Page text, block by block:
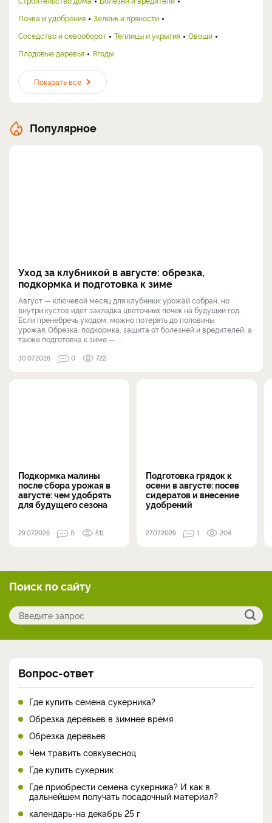
Почва и удобрения
Зелень и пряности
Соседство и севооборот
Теплицы и укрытия
Овощи
Плодовые деревья
Ягоды
Показать все
Популярное
Уход за клубникой в августе: обрезка,
подкормка и подготовка к зиме
Август — ключевой месяц для клубники: урожай собран, но
внутри кустов идёт закладка цветочных почек на будущий год.
Если пренебречь уходом, можно потерять до половины
урожая. Обрезка, подкормка, защита от болезней и вредителей, а
также подготовка к зиме — ...
30.07.2026 0 722
Подкормка малины
после сбора урожая в
августе: чем удобрять
для будущего сезона
29.07.2026 0 511
Подготовка грядок к
осени в августе: посев
сидератов и внесение
удобрений
27.07.2026 1 204
Поиск по сайту
Вопрос-ответ
Где купить семена сукерника?
Обрезка деревьев в зимнее время
Обрезка деревьев
Чем травить совкувесноц
Где купить сукерник
Где приобрести семена сукерника? И как в
дальнейшем получать посадочный материал?
календарь-на декабрь 25 г